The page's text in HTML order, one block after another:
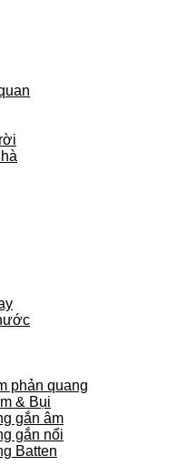
phản quang
& Bụi
gắn âm
gắn nổi
Batten